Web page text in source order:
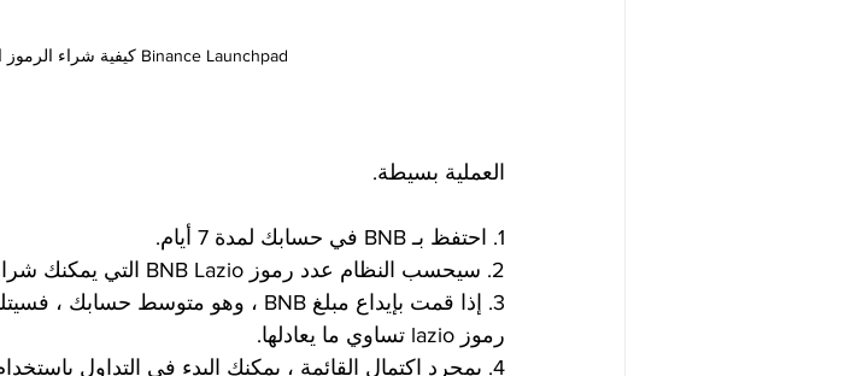
Binance Launchpad كيفية شراء الرموز المميزة لمشجعي Lazio؟
العملية بسيطة.
1. احتفظ بـ BNB في حسابك لمدة 7 أيام.
2. سيحسب النظام عدد رموز BNB Lazio التي يمكنك شراؤها من خلال أخذ متوسط ​​BNB في حسابك.
رموز lazio تساوي ما يعادلها.
4. بمجرد اكتمال القائمة ، يمكنك البدء في التداول باستخدام الرموز المميزة لاتسيو الخاصة بك.